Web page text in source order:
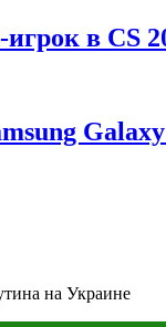
в CS
на Украине